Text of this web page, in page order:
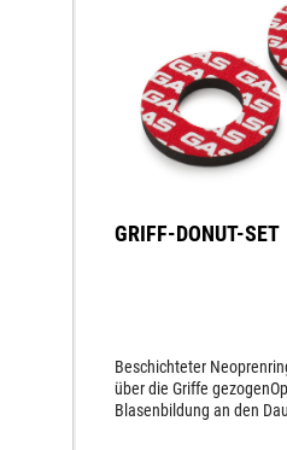
GRIFF-DONUT-SET
Beschichteter
über die Griffe
Blasenbildung an den